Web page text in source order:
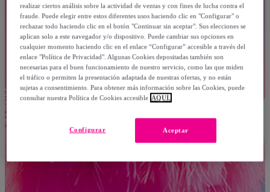
realizar ciertos análisis sobre la actividad de ventas y con fines de lucha contra el
fraude. Puede elegir entre estos diferentes usos haciendo clic en "Configurar" o
rechazar todo haciendo clic en el botón "Continuar sin aceptar". Sus elecciones se
aplican solo a este navegador y/o dispositivo. Puede cambiar sus opciones en
cualquier momento haciendo clic en el enlace “Configurar” accesible a través del
enlace "Política de Privacidad". Algunas Cookies depositadas también son
necesarias para el buen funcionamiento de nuestro servicio, como las que miden
el tráfico o permiten la presentación adaptada de nuestras ofertas, y no están
sujetas a consentimiento. Para obtener más información sobre las Cookies, puede
consultar nuestra Política de Cookies accesible AQUÍ.
Aceptar
Configurar